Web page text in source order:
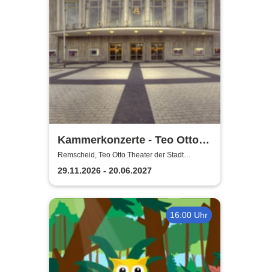
Kammerkonzerte - Teo Otto
Theater der Stadt Remscheid
Remscheid, Teo Otto Theater der Stadt
Remscheid
29.11.2026 - 20.06.2027
16:00 Uhr